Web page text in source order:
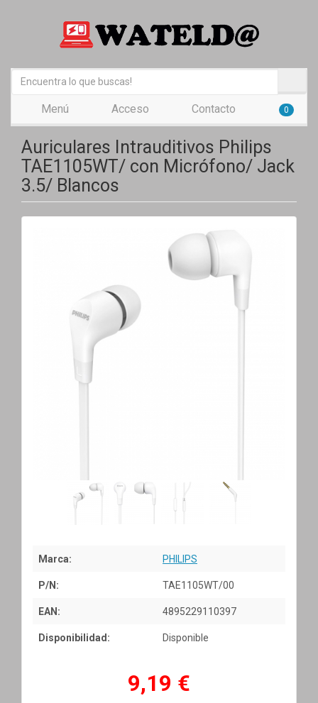
Menú Acceso Contacto 0
Auriculares Intrauditivos Philips
TAE1105WT/ con Micrófono/ Jack
3.5/ Blancos
Marca: PHILIPS
P/N: TAE1105WT/00
EAN: 4895229110397
Disponibilidad: Disponible
9,19 €